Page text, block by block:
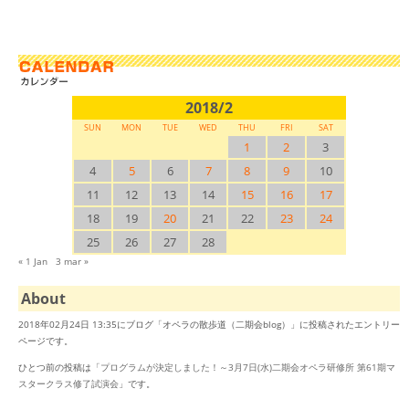
2018/2
SUN MON TUE WED THU FRI SAT
1 2
3
4
5 6 7 8 9
10
11
12 13 14 15 16
17
18
19 20 21 22 23
24
25
26 27 28
« 1 Jan 3 mar »
About
2018年02月24日 13:35にブログ「オペラの散歩道（二期会blog）」に投稿されたエントリー
ページです。
ひとつ前の投稿は「プログラムが決定しました！～3月7日(水)二期会オペラ研修所 第61期マ
スタークラス修了試演会 」です。